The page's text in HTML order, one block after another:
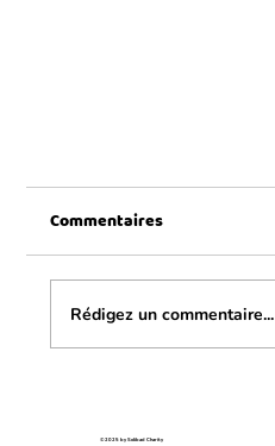
Commentaires
Rédigez un commentaire...
© 2025 by Solibad Charity